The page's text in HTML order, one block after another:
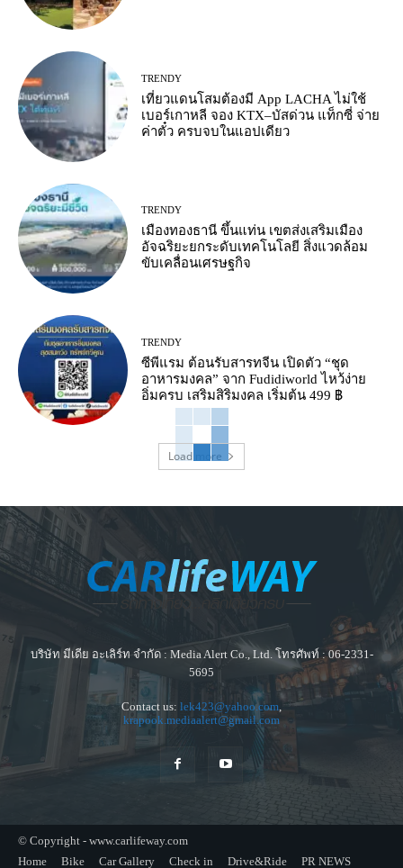
TRENDY
เที่ยวแดนโสมต้องมี App LACHA ไม่ใช้
เบอร์เกาหลี จอง KTX–บัสด่วน แท็กซี่ จ่าย
ค่าตั๋ว ครบจบในแอปเดียว
TRENDY
เมืองทองธานี ขึ้นแท่น เขตส่งเสริมเมือง
อัจฉริยะยกระดับเทคโนโลยี สิ่งแวดล้อม
ขับเคลื่อนเศรษฐกิจ
TRENDY
ซีพีแรม ต้อนรับสารทจีน เปิดตัว “ชุด
อาหารมงคล” จาก Fudidiworld ไหว้ง่าย
อิ่มครบ เสริมสิริมงคล เริ่มต้น 499 ฿
Load more
บริษัท มีเดีย อะเลิร์ท จำกัด : Media Alert Co., Ltd. โทรศัพท์ : 06-2331-
5695
Contact us: lek423@yahoo.com,
krapook.mediaalert@gmail.com
© Copyright - www.carlifeway.com
Home
Bike Car Gallery Check in Drive&Ride
PR NEWS